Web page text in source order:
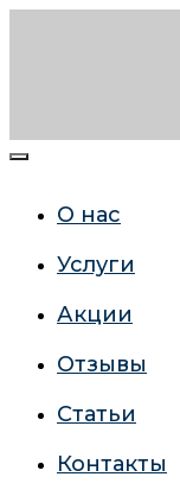
О нас
Услуги
Акции
Отзывы
Статьи
Контакты